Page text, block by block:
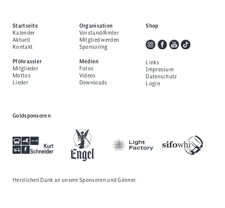
Startseite
Kalender
Aktuell
Kontakt
Pföhrassler
Mitglieder
Mottos
Lieder
Organisation
Vorstand/Ämter
Mitglied werden
Sponsoring
Medien
Fotos
Videos
Downloads
Shop
Links
Impressum
Datenschutz
Login
Goldsponsoren
Herzlichen Dank an unsereSponsoren und Gönner.